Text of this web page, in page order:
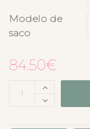
Modelo de
saco
84.50€